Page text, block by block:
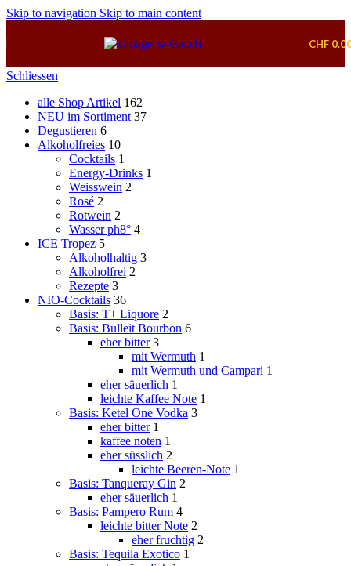
Skip to navigation Skip to main content
CHF
Schliessen
alle Shop Artikel 162
NEU im Sortiment 37
Degustieren 6
Alkoholfreies 10
Cocktails 1
Energy-Drinks 1
Weisswein 2
Rosé 2
Rotwein 2
Wasser ph8° 4
ICE Tropez 5
Alkoholhaltig 3
Alkoholfrei 2
Rezepte 3
NIO-Cocktails 36
Basis: T+ Liquore 2
Basis: Bulleit Bourbon 6
eher bitter 3
mit Wermuth 1
mit Wermuth und Campari 1
eher säuerlich 1
leichte Kaffee Note 1
Basis: Ketel One Vodka 3
eher bitter 1
kaffee noten 1
eher süsslich 2
leichte Beeren-Note 1
Basis: Tanqueray Gin 2
eher säuerlich 1
Basis: Pampero Rum 4
leichte bitter Note 2
eher fruchtig 2
Basis: Tequila Exotico 1